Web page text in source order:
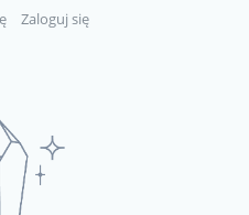
Zaloguj się